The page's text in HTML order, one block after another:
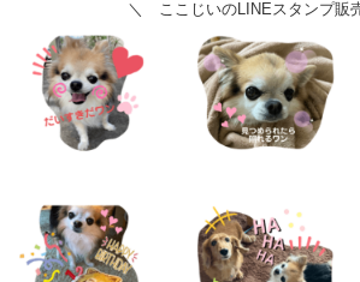
＼ ここじいのLINEスタンプ販